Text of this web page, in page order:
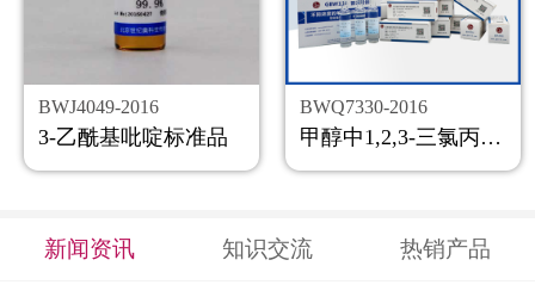
BWJ4049-2016
3-乙酰基吡啶标准品
BWQ7330-2016
甲醇中1,2,3-三氯丙烷溶液标准物质
新闻资讯 知识交流 热销产品